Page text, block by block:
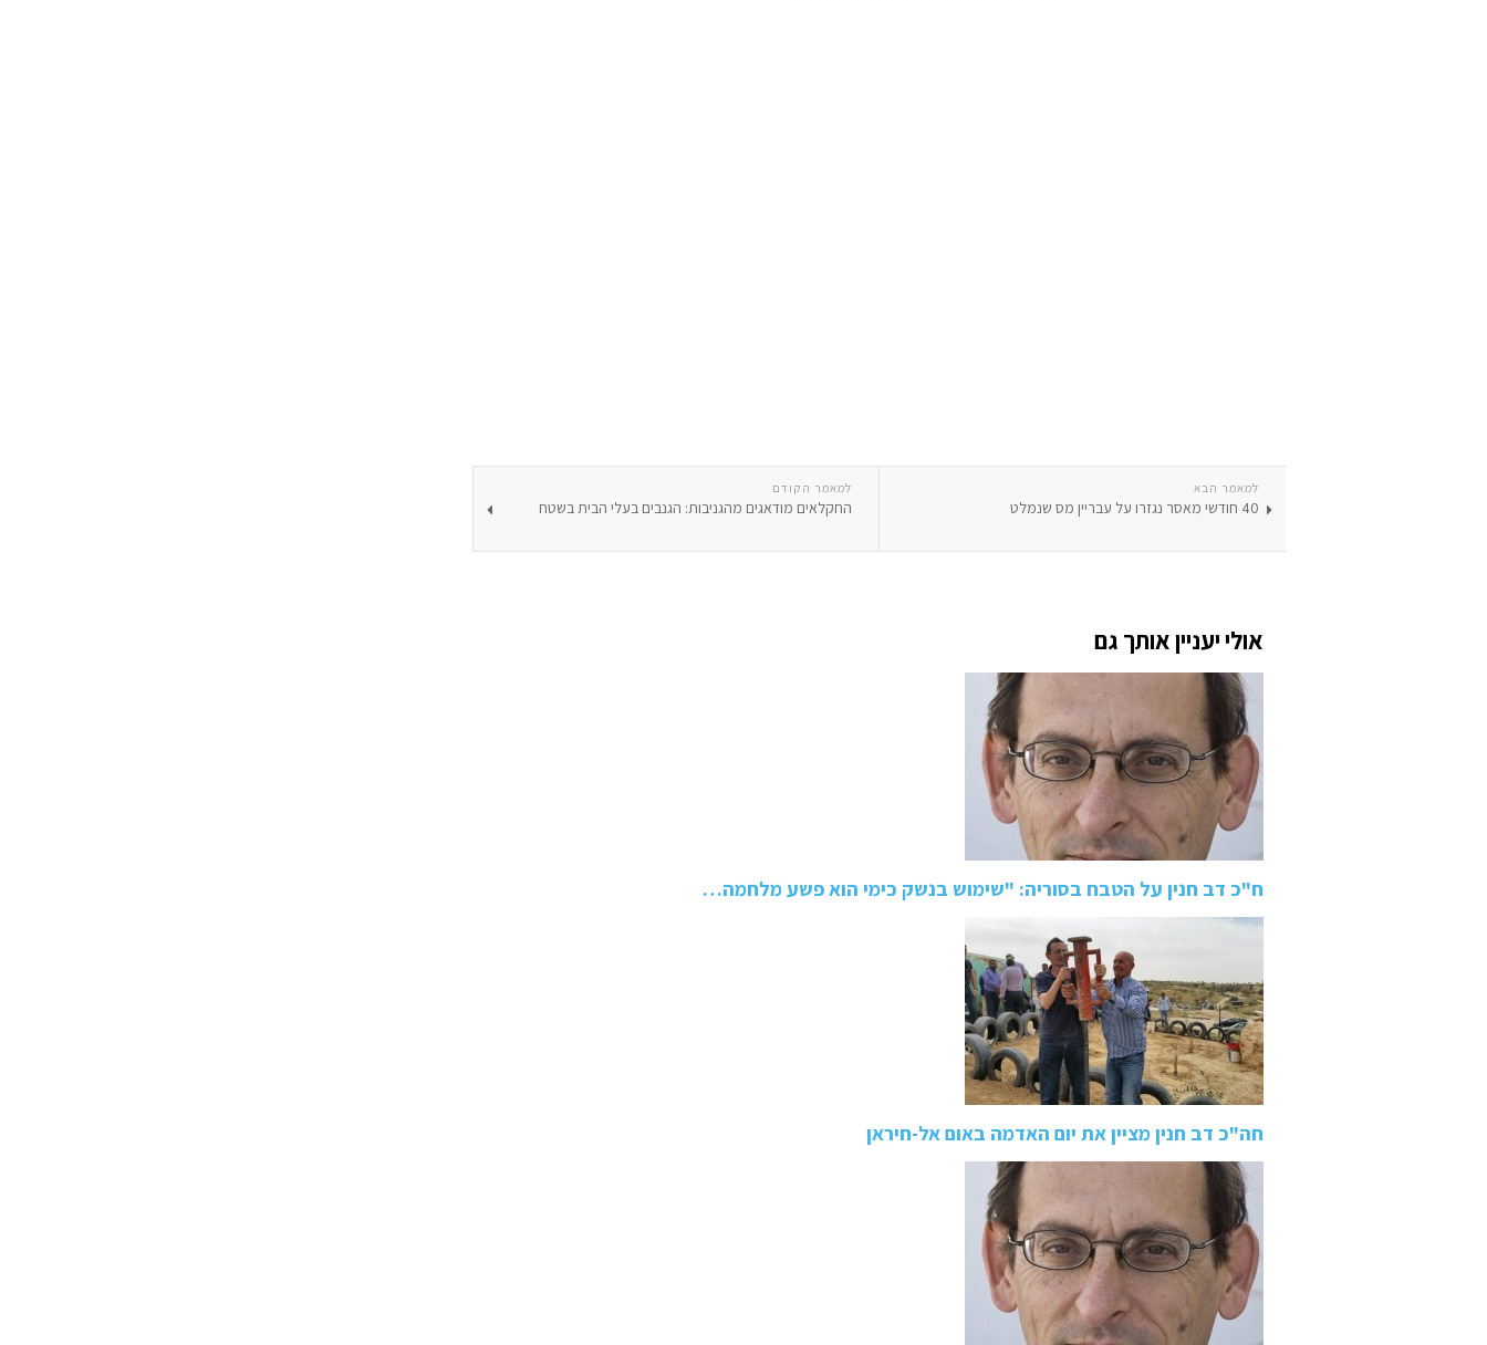
למאמר הקודם
החקלאים מודאגים מהגניבות: הגנבים בעלי הבית בשטח
למאמר הבא
40 חודשי מאסר נגזרו על עבריין מס שנמלט
אולי יעניין אותך גם
ח"כ דב חנין על הטבח בסוריה: "שימוש בנשק כימי הוא פשע מלחמה…
חה"כ דב חנין מציין את יום האדמה באום אל-חיראן